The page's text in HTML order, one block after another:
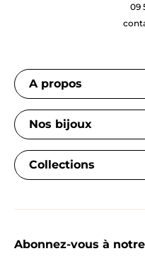
09
A propos
Nos bijoux
Collections
Abonnez-vous à